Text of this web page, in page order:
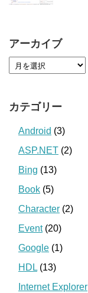
アーカイブ
カテゴリー
Android (3)
ASP.NET (2)
Bing (13)
Book (5)
Character (2)
Event(20)
Google (1)
HDL (13)
Internet Explorer